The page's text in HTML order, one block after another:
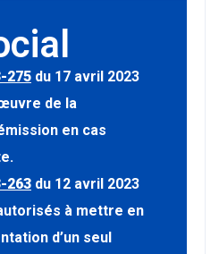
275 du 17 avril 2023
de la
en cas
263 du 12 avril 2023
à mettre en
d’un seul